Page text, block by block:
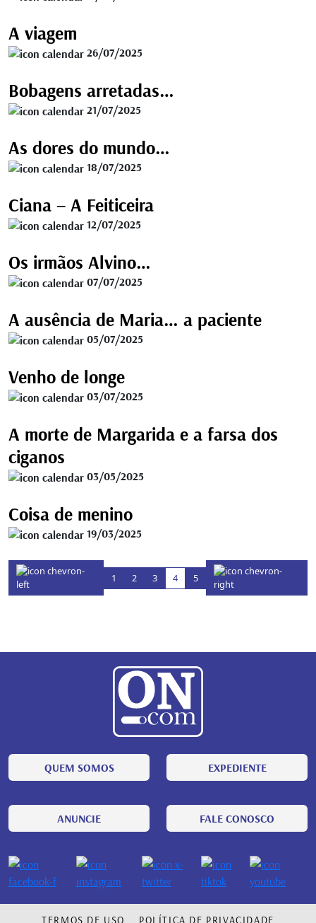
A viagem
26/07/2025
Bobagens arretadas…
21/07/2025
As dores do mundo…
18/07/2025
Ciana – A Feiticeira
12/07/2025
Os irmãos Alvino…
07/07/2025
A ausência de Maria… a paciente
05/07/2025
Venho de longe
03/07/2025
A morte de Margarida e a farsa dos
ciganos
03/05/2025
Coisa de menino
19/03/2025
1 2 3 4 5
QUEM SOMOS EXPEDIENTE
ANUNCIE FALE CONOSCO
TERMOS DE USO POLÍTICA DE PRIVACIDADE